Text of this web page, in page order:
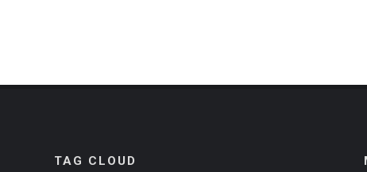
TAG CLOUD